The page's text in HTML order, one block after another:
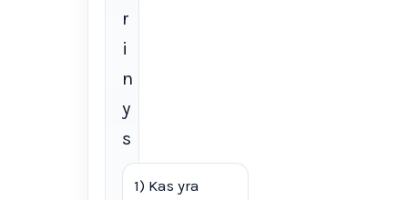
r
i
n
y
s
1) Kas yra